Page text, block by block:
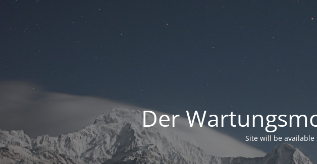
Der
Site will be available